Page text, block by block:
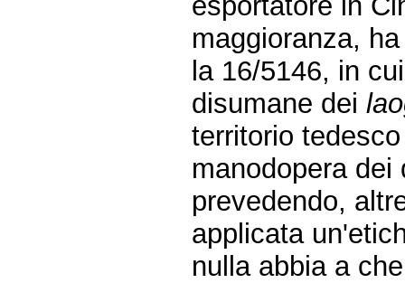
maggioranza,
la 16/5146, in
disumane dei
territorio
manodopera
prevedendo,
applicata
nulla abbia a